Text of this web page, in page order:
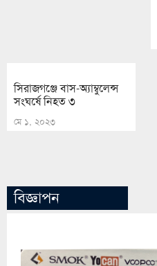
সিরাজগঞ্জে বাস-অ্যাম্বুলেন্স
সংঘর্ষে নিহত ৩
মে ১, ২০২৩
বিজ্ঞাপন